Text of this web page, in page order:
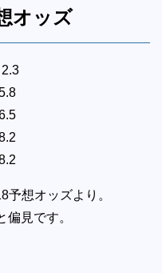
オッズ
想オッズより。
偏見です。